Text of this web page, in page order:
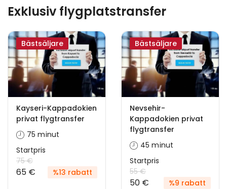
Exklusiv flygplatstransfer
Bästsäljare
Kayseri-Kappadokien
privat flygtransfer
75 minut
Startpris
75 €
65 € %13 rabatt
Bästsäljare
Nevsehir-
Kappadokien privat
flygtransfer
45 minut
Startpris
55 €
50 € %9 rabatt